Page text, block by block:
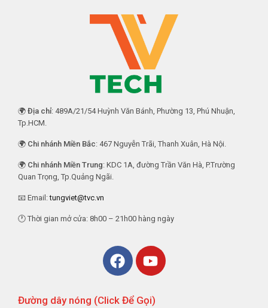
🌍 Địa chỉ: 489A/21/54 Huỳnh Văn Bánh, Phường 13, Phú Nhuận,
Tp.HCM.
🌍 Chi nhánh Miền Bắc: 467 Nguyễn Trãi, Thanh Xuân, Hà Nội.
🌍 Chi nhánh Miền Trung: KDC 1A, đường Trần Văn Hà, P.Trường
Quan Trọng, Tp.Quảng Ngãi.
📧 Email:tungviet@tvc.vn
🕐 Thời gian mở cửa: 8h00 – 21h00 hàng ngày
Đường dây nóng (Click Để Gọi)